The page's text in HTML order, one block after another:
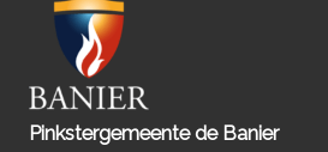
Pinkstergemeente de Banier